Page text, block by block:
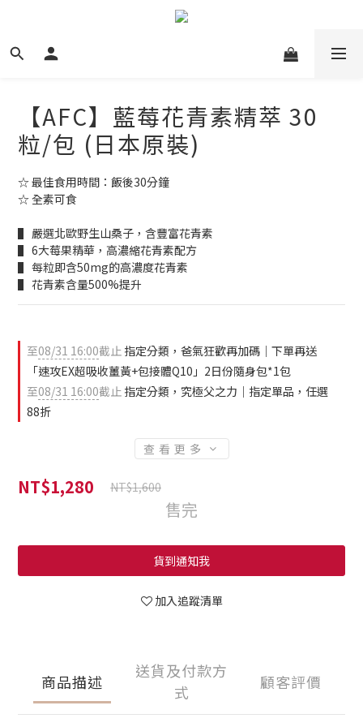
【AFC】藍莓花青素精萃 30
粒/包 (日本原裝)
☆ 最佳食用時間：飯後30分鐘
☆ 全素可食
▌ 嚴選北歐野生山桑子，含豐富花青素
▌ 6大莓果精華，高濃縮花青素配方
▌ 每粒即含50mg的高濃度花青素
▌ 花青素含量500%提升
至08/31 16:00截止 指定分類，爸氣狂歡再加碼｜下單再送
「速攻EX超吸收薑黃+包接體Q10」2日份隨身包*1包
至08/31 16:00截止 指定分類，究極父之力｜指定單品，任選
88折
查看更多
NT$1,280 NT$1,600
售完
貨到通知我
加入追蹤清單
商品描述
送貨及付款方
式
顧客評價